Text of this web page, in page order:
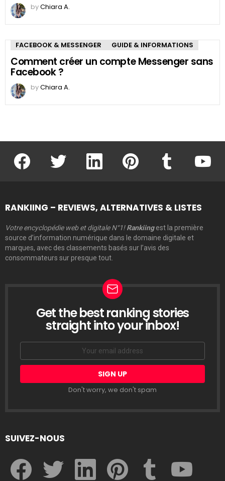
byChiara A.
FACEBOOK & MESSENGER GUIDE & INFORMATIONS
Comment créer un compte Messenger sans
Facebook ?
byChiara A.
facebook twitter linkedin pinterest
RANKIING – REVIEWS, ALTERNATIVES & LISTES
Votre encyclopédie web et digitale N°1! Rankiingest la première
source d’information numérique dans le domaine digitale et
marques, avec des classements basés sur l’avis des
consommateurs sur presque tout.
LETTRE
D’INFORMATION
Get the best ranking stories
straight into your inbox!
Email
Don't worry, we don't spam
SUIVEZ-NOUS